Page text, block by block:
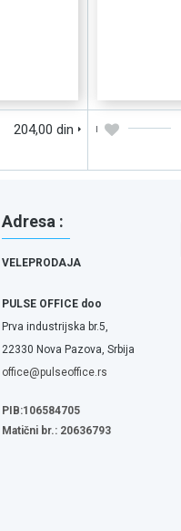
204,00 din
Adresa :
VELEPRODAJA
PULSE OFFICE doo
Prva industrijska br.5,
22330 Nova Pazova, Srbija
office@pulseoffice.rs
PIB:106584705
Matični br.: 20636793